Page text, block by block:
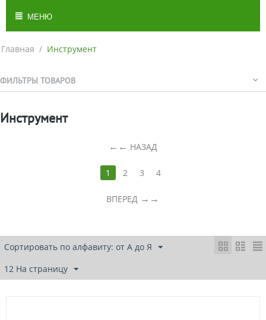
МЕНЮ
Главная / Инструмент
ФИЛЬТРЫ ТОВАРОВ
Инструмент
← НАЗАД
1 2 3 4
ВПЕРЕД →
Сортировать по алфавиту: от А до Я
12 На страницу